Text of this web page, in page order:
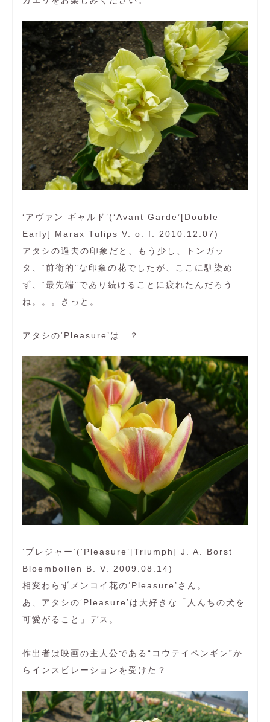
‘アヴァン ギャルド’(‘Avant Garde’[Double
Early] Marax Tulips V. o. f. 2010.12.07)
アタシの過去の印象だと、もう少し、トンガッ
タ、“前衛的”な印象の花でしたが、ここに馴染め
ず、“最先端”であり続けることに疲れたんだろう
ね。。。きっと。
アタシの‘Pleasure’は…？
‘プレジャー’(‘Pleasure’[Triumph] J. A. Borst
Bloembollen B. V. 2009.08.14)
相変わらずメンコイ花の‘Pleasure’さん。
あ、アタシの‘Pleasure’は大好きな「人んちの犬を
可愛がること」デス。
作出者は映画の主人公である“コウテイペンギン”か
らインスピレーションを受けた？